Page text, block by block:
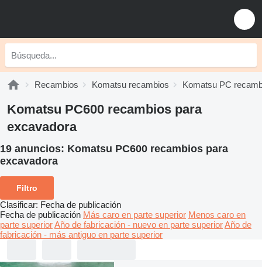
Recambios Komatsu recambios Komatsu PC
Komatsu PC600 recambios para
excavadora
19 anuncios: Komatsu PC600 recambios para
excavadora
Filtro
Clasificar: Fecha de publicación
Fecha de publicación Más caro en parte superior Menos caro en
parte superiorAño de fabricación - nuevo en parte superiorAño de
fabricación - más antiguo en parte superior